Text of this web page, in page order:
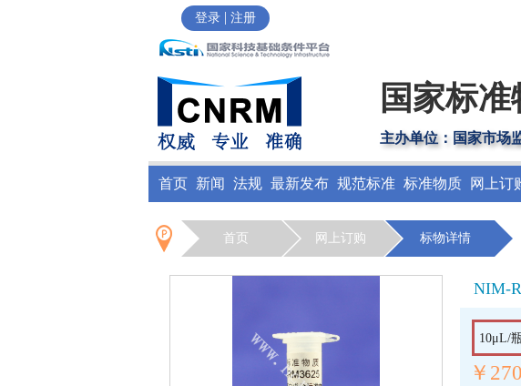
登录 | 注册
国家标
主办单位：国家市场
首页 新闻 法规 最新发布 规范标准 标准物质 网上订
首页 网上订购 标物详情
NIM-
10μL/
￥